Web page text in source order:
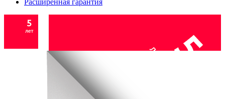
Расширенная гарантия